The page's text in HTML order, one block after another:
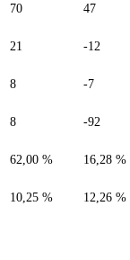
70 47
21 -12
8 -7
8 -92
62,00 % 16,28 %
10,25 % 12,26 %